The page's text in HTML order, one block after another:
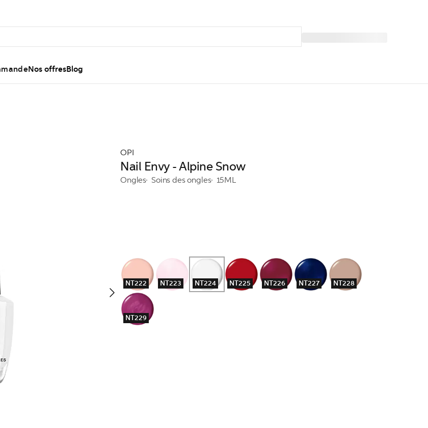
Nos offresBlog
OPI
Nail Envy - Alpine Snow
Ongles Soins des ongles 15ML
NT222 NT223 NT224 NT225 NT226 NT227 NT228
NT229